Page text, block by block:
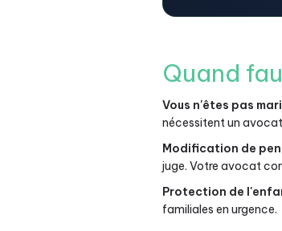
Quand
Vous n'êtes pas
nécessitent un
Modification de
juge. Votre avocat
Protection de
familiales en urgence.